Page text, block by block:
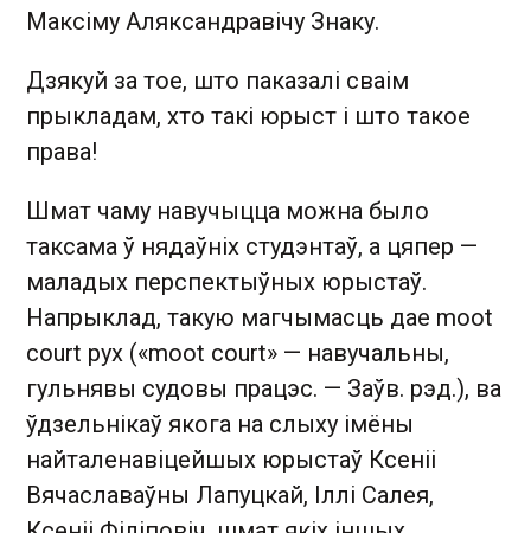
Максіму Аляксандравічу Знаку.
Дзякуй за тое, што паказалі сваім
прыкладам, хто такі юрыст і што такое
права!
Шмат чаму навучыцца можна было
таксама ў нядаўніх студэнтаў, а цяпер —
маладых перспектыўных юрыстаў.
Напрыклад, такую магчымасць дае moot
court рух («moot court» — навучальны,
гульнявы судовы працэс. — Заўв. рэд.), ва
ўдзельнікаў якога на слыху імёны
найталенавіцейшых юрыстаў Ксеніі
Вячаславаўны Лапуцкай, Іллі Салея,